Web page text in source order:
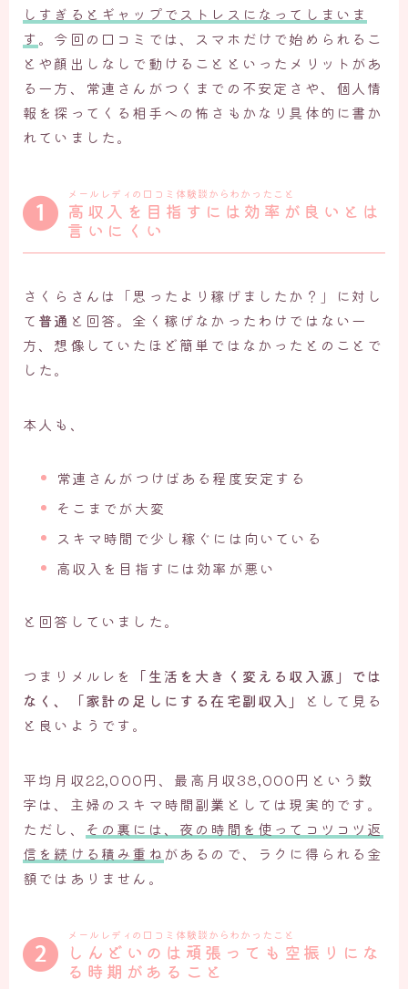
しすぎるとギャップでストレスになってしまいま
す。今回の口コミでは、スマホだけで始められるこ
とや顔出しなしで動けることといったメリットがあ
る一方、常連さんがつくまでの不安定さや、個人情
報を探ってくる相手への怖さもかなり具体的に書か
れていました。
メールレディの口コミ体験談からわかったこと
高収入を目指すには効率が良いとは
言いにくい
さくらさんは「思ったより稼げましたか？」に対し
て 普通 と回答。全く稼げなかったわけではない一
方、想像していたほど簡単ではなかったとのことで
した。
本人も、
常連さんがつけばある程度安定する
そこまでが大変
スキマ時間で少し稼ぐには向いている
高収入を目指すには効率が悪い
と回答していました。
つまりメルレを
「生活を大きく変える収入源」では
なく、「家計の足しにする在宅副収入」
として見る
と良いようです。
平均月収22,000円、最高月収38,000円という数
字は、主婦のスキマ時間副業としては現実的です。
ただし、 その裏には、夜の時間を使ってコツコツ返
信を続ける積み重ね があるので、ラクに得られる金
額ではありません。
メールレディの口コミ体験談からわかったこと
しんどいのは頑張っても空振りにな
る時期があること